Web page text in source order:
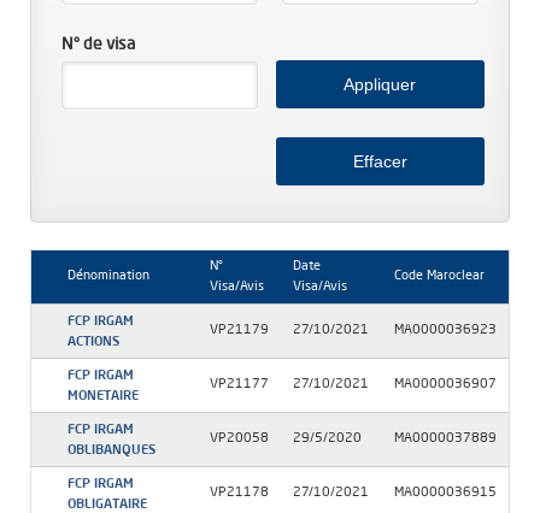
N° de visa
Dénomination
N°
Visa/Avis
Date
Visa/Avis
Code Maroclear
FCP IRGAM
ACTIONS
VP21179 27/10/2021 MA0000036923
FCP IRGAM
MONETAIRE
VP21177 27/10/2021 MA0000036907
FCP IRGAM
OBLIBANQUES
VP20058 29/5/2020 MA0000037889
FCP IRGAM
OBLIGATAIRE
VP21178 27/10/2021 MA0000036915